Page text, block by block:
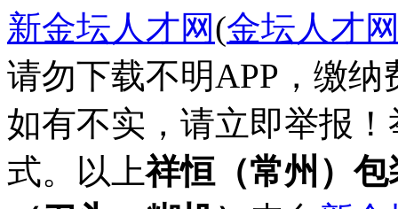
新金坛人才网(金坛人才
请勿下载不明APP，缴
如有不实，请立即举报
式。以上祥恒（常州）